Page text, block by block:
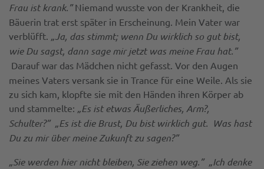
Frau ist krank.”Niemand wusste von der Krankheit, die
Bäuerin trat erst später in Erscheinung. Mein Vater war
verblüfft. „Ja, das stimmt; wenn Du wirklich so gut bist,
wie Du sagst, dann sage mir jetzt was meine Frau hat.”
Darauf war das Mädchen nicht gefasst. Vor den Augen
meines Vaters versank sie in Trance für eine Weile. Als sie
zu sich kam, klopfte sie mit den Händen ihren Körper ab
und stammelte: „Es ist etwas Äußerliches, Arm?,
Schulter?” „Es ist die Brust, Du bist wirklich gut. Was hast
Du zu mir über meine Zukunft zu sagen?”
„Sie werden hier nicht bleiben, Sie ziehen weg.” „Ich denke